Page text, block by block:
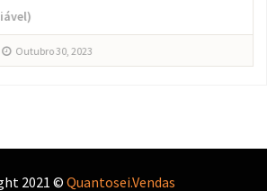
Outubro 30, 2023
2021 © Quantosei.Vendas